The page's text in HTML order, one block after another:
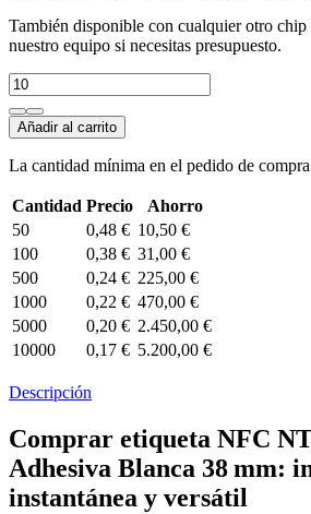
También disponible con cualquier otro chip
nuestro equipo si necesitas presupuesto.
Añadir al carrito
La cantidad mínima en el pedido de
Cantidad Precio
Ahorro
50
0,48 € 10,50 €
100
0,38 € 31,00 €
500
0,24 € 225,00 €
1000
0,22 € 470,00 €
5000
0,20 € 2.450,00 €
10000
0,17 € 5.200,00 €
Descripción
Comprar etiqueta NFC
Adhesiva Blanca 38 mm:
instantánea y versátil